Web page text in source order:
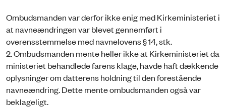
Ombudsmanden var derfor ikke enig med Kirkeministeriet i
at navneændringen var blevet gennemført i
overensstemmelse med navnelovens § 14, stk.
2. Ombudsmanden mente heller ikke at Kirkeministeriet da
ministeriet behandlede farens klage, havde haft dækkende
oplysninger om datterens holdning til den forestående
navneændring. Dette mente ombudsmanden også var
beklageligt.